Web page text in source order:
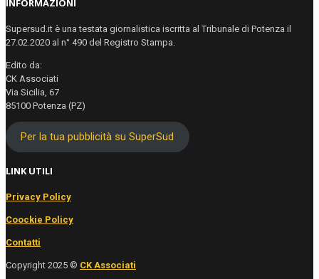
INFORMAZIONI
Supersud.it è una testata giornalistica iscritta al Tribunale di Potenza il
27.02.2020 al n° 490 del Registro Stampa.
Edito da:
CK Associati
Via Sicilia, 67
85100 Potenza (PZ)
Per la tua pubblicità su SuperSud
LINK UTILI
Privacy Policy
Coockie Policy
Contatti
Copyright 2025 © CK Associati